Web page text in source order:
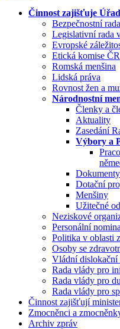
Činnost zajišťuje
Bezpečnostní
Legislativní rada
Evropské
Etická komise ČR
Romská menšina
Lidská práva
Rovnost žen a
Národnostní
Členky a
Aktuality
Zasedání
Výbory a
Dokumenty
Dotační
Menšiny
Užitečné
Neziskové
Personální
Politika v oblasti
Osoby se
Vládní dislokační
Rada vlády pro
Rada vlády pro
Rada vlády pro
Činnost zajišťují
Zmocněnci a
Archiv zpráv